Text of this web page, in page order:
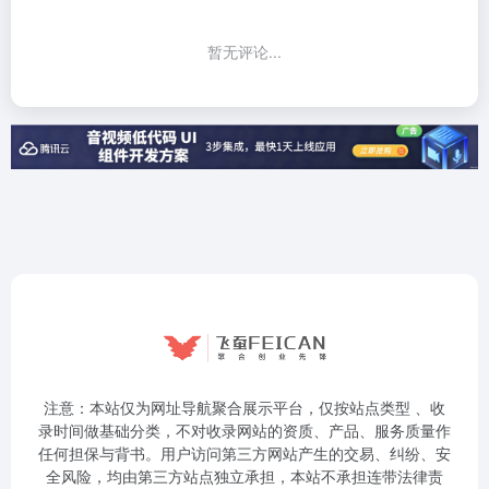
暂无评论...
注意：本站仅为网址导航聚合展示平台，仅按站点类型 、收
录时间做基础分类，不对收录网站的资质、产品、服务质量作
任何担保与背书。用户访问第三方网站产生的交易、纠纷、安
全风险，均由第三方站点独立承担，本站不承担连带法律责